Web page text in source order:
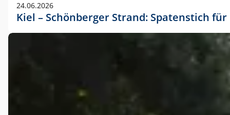
24.06.2026
Kiel – Schönberger Strand: Spatenstich